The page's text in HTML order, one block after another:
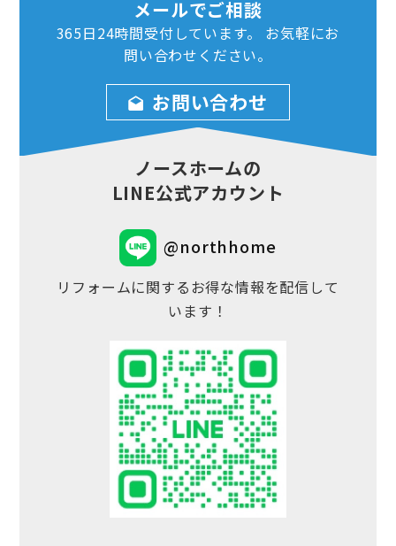
メールでご相談
365日24時間受付しています。
お気軽にお
問い合わせ ください。
お問い合わせ
ノースホームの
LINE公式アカウント
@northhome
リフォームに関するお得な情報を配信して
います！